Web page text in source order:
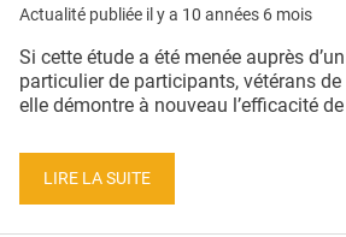
Actualité publiée il y a 10 années 6 mois
Si cette étude a été menée auprès
particulier de participants, vétérans de
elle démontre à nouveau l’efficacité
LIRE LA SUITE